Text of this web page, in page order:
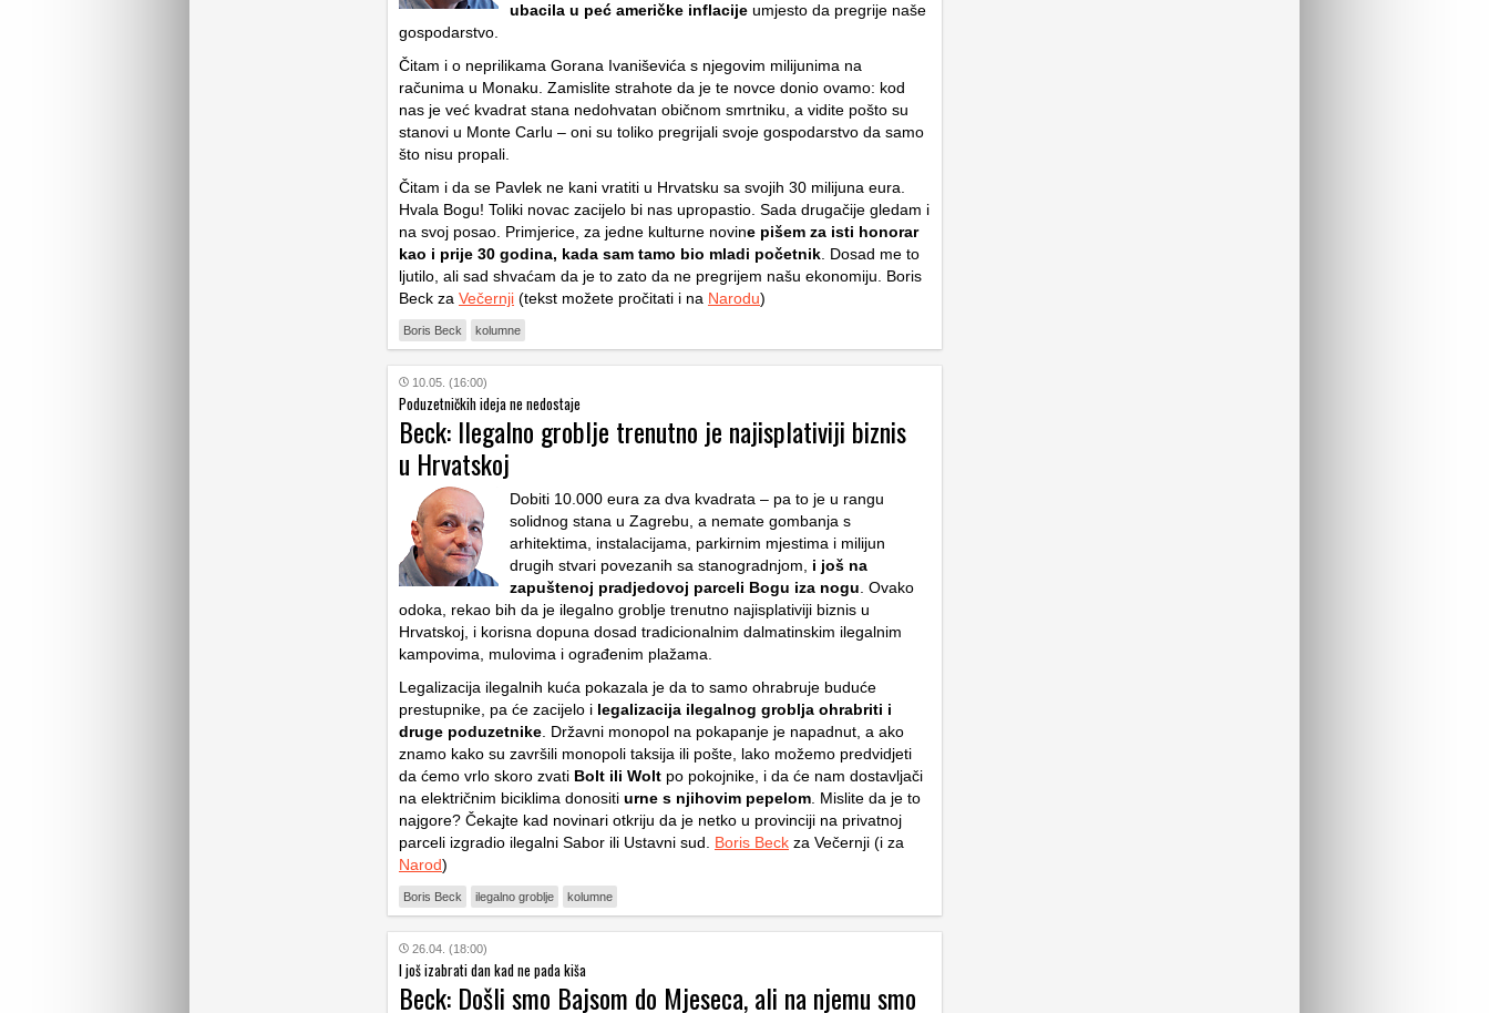
ubacila u peć američke inflacije umjesto da pregrije naše
gospodarstvo.
Čitam i o neprilikama Gorana Ivaniševića s njegovim milijunima na
računima u Monaku. Zamislite strahote da je te novce donio ovamo: kod
nas je već kvadrat stana nedohvatan običnom smrtniku, a vidite pošto su
stanovi u Monte Carlu – oni su toliko pregrijali svoje gospodarstvo da samo
što nisu propali.
Čitam i da se Pavlek ne kani vratiti u Hrvatsku sa svojih 30 milijuna eura.
Hvala Bogu! Toliki novac zacijelo bi nas upropastio. Sada drugačije gledam i
na svoj posao. Primjerice, za jedne kulturne novine pišem za isti honorar
kao i prije 30 godina, kada sam tamo bio mladi početnik . Dosad me to
ljutilo, ali sad shvaćam da je to zato da ne pregrijem našu ekonomiju. Boris
Beck za Večernji (tekst možete pročitati i na Narodu)
Boris Beck kolumne
10.05. (16:00)
Poduzetničkih ideja ne nedostaje
Beck: Ilegalno groblje trenutno je najisplativiji biznis
u Hrvatskoj
Dobiti 10.000 eura za dva kvadrata – pa to je u rangu
solidnog stana u Zagrebu, a nemate gombanja s
arhitektima, instalacijama, parkirnim mjestima i milijun
drugih stvari povezanih sa stanogradnjom,
i još na
zapuštenoj pradjedovoj parceli Bogu iza nogu . Ovako
odoka, rekao bih da je ilegalno groblje trenutno najisplativiji biznis u
Hrvatskoj, i korisna dopuna dosad tradicionalnim dalmatinskim ilegalnim
kampovima, mulovima i ograđenim plažama.
Legalizacija ilegalnih kuća pokazala je da to samo ohrabruje buduće
prestupnike, pa će zacijelo i legalizacija ilegalnog groblja ohrabriti i
druge poduzetnike . Državni monopol na pokapanje je napadnut, a ako
znamo kako su završili monopoli taksija ili pošte, lako možemo predvidjeti
da ćemo vrlo skoro zvati Bolt ili Wolt po pokojnike, i da će nam dostavljači
na električnim biciklima donositi urne s njihovim pepelom . Mislite da je to
najgore? Čekajte kad novinari otkriju da je netko u provinciji na privatnoj
parceli izgradio ilegalni Sabor ili Ustavni sud. Boris Beck za Večernji (i za
Narod)
Boris Beck ilegalno groblje kolumne
26.04. (18:00)
I još izabrati dan kad ne pada kiša
Beck: Došli smo Bajsom do Mjeseca, ali na njemu smo